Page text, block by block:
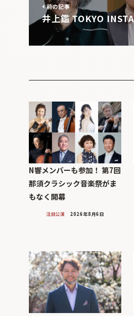
前の記事
井上鑑 TOKYO
N響メンバーも参加！ 第7回
那須クラシック音楽祭がま
もなく開幕
注目公演 2026年8月6日